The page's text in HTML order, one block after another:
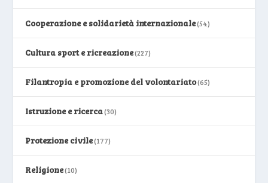
Cooperazione e solidarietà internazionale(54)
Cultura sport e ricreazione(227)
Filantropia e promozione del volontariato(65)
Istruzione e ricerca(30)
Protezione civile(177)
Religione(10)